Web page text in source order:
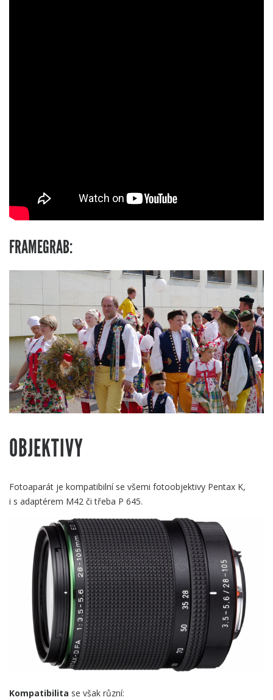
FRAMEGRAB:
OBJEKTIVY
Fotoaparát je kompatibilní se všemi fotoobjektivy Pentax K,
i s adaptérem M42 či třeba P 645.
Kompatibilita se však různí: